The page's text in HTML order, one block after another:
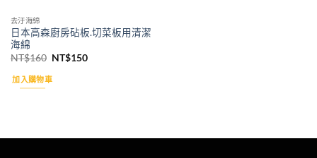
去汙海綿
日本高森廚房砧板.切菜板用清潔
海綿
NT$160 原
價
格：
NT$150目
加入購物車